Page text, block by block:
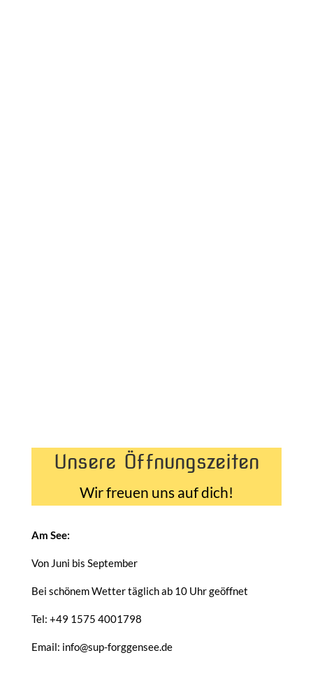
Unsere Öffnungszeiten
Wir freuen uns auf dich!
Am See:
Von Juni bis September
Bei schönem Wetter täglich ab 10 Uhr geöffnet
Tel: +49 1575 4001798
Email: info@sup-forggensee.de